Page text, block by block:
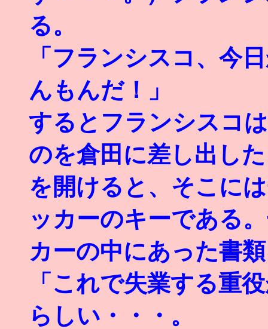
る。
「フランシスコ、今
んもんだ！」
するとフランシスコ
のを倉田に差し出し
を開けると、そこに
ッカーのキーである
カーの中にあった書
「これで失業する重
らしい・・・。